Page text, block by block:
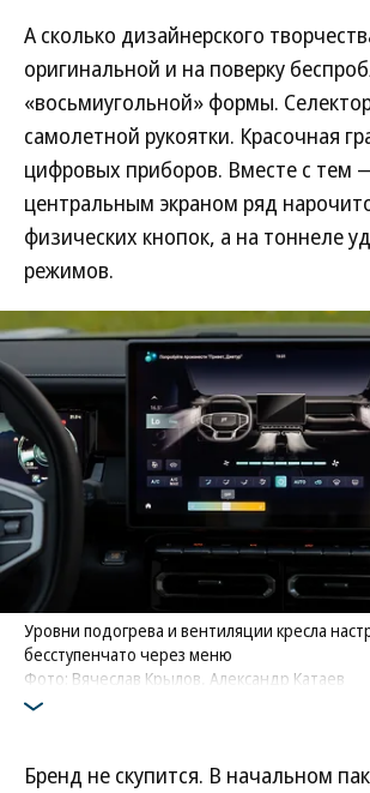
А сколько дизайнерского
оригинальной и на поверку
«восьмиугольной» формы.
самолетной рукоятки. Красочная
цифровых приборов. Вместе с
центральным экраном ряд
физических кнопок, а на тоннеле
режимов.
Уровни подогрева и вентиляции кресла
бесступенчато через меню
Фото: Вячеслав Крылов, Александр Катаев
Бренд не скупится. В начальном